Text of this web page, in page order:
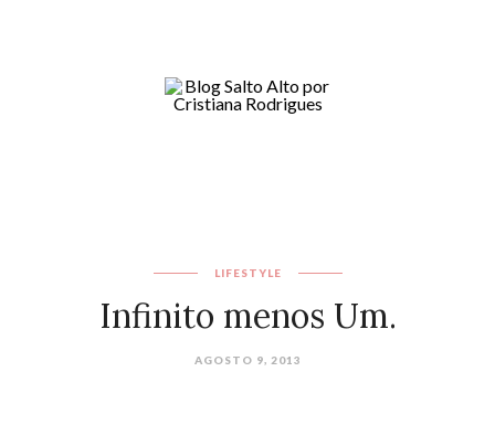
LIFESTYLE
Infinito menos Um.
AGOSTO 9, 2013